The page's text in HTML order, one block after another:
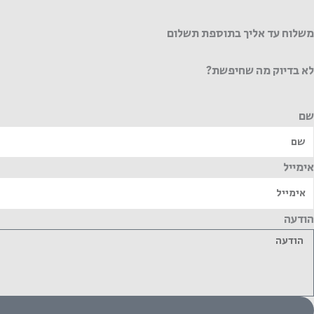
משלוח עד אליך בתוספת תשלום
לא בדיוק מה שחיפשת?
שם
אימייל
הודעה